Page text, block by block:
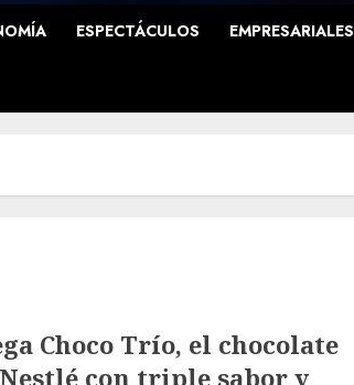
ESPECTÁCULOS EMPRESARIALES
Choco Trío, el chocolate
con triple sabor y